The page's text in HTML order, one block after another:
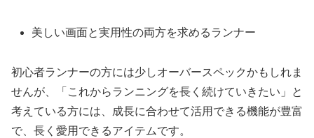
美しい画面と実用性の両方を求めるランナー
初心者ランナーの方には少しオーバースペックかもしれま
せんが、「これからランニングを長く続けていきたい」と
考えている方には、成長に合わせて活用できる機能が豊富
で、長く愛用できるアイテムです。